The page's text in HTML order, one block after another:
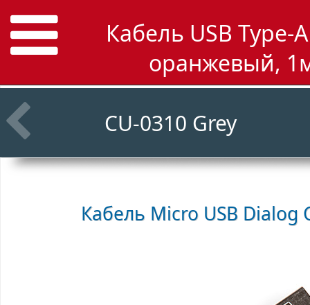
Кабель USB Type-
оранжевый,
CU-0310 Grey
Кабель Micro USB Dialog